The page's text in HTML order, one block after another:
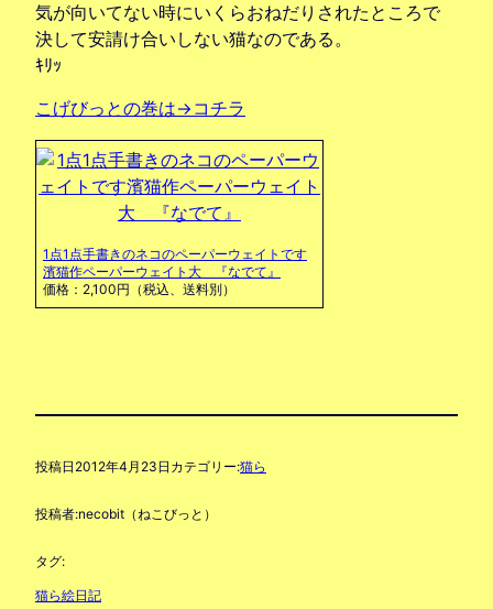
気が向いてない時にいくらおねだりされたところで
決して安請け合いしない猫なのである。
ｷﾘｯ
こげびっとの巻は→コチラ
1点1点手書きのネコのペーパーウェイトです
濱猫作ペーパーウェイト大 『なでて』
価格：2,100円（税込、送料別）
投稿日 2012年4月23日 カテゴリー:猫ら
投稿者:necobit（ねこびっと）
タグ:
猫ら絵日記